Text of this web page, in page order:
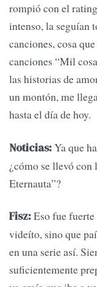
rompió con el
intenso, la seguían
canciones, cosa
canciones “Mil
las historias de
un montón, me
hasta el día de hoy.
Noticias:Ya que
¿cómo se llevó con
Eternauta”?
Fisz:Eso fue
videíto, sino que
en una serie así.
suficientemente